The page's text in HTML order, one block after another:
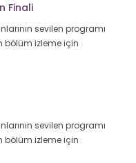
Finali
sevilen programı
bölüm izleme için
sevilen programı
bölüm izleme için